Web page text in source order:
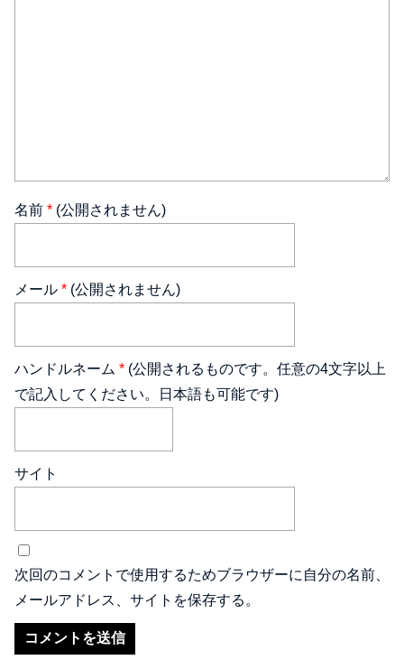
名前 * (公開されません)
メール * (公開されません)
ハンドルネーム * (公開されるものです。任意の4文字以上
で記入してください。日本語も可能です)
サイト
次回のコメントで使用するためブラウザーに自分の名前、
メールアドレス、サイトを保存する。